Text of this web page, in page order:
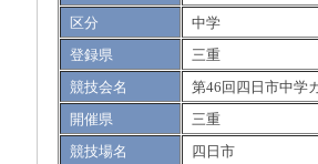
区分
中学
登録県
三重
競技会名
第46回四日市中学
開催県
三重
競技場名
四日市